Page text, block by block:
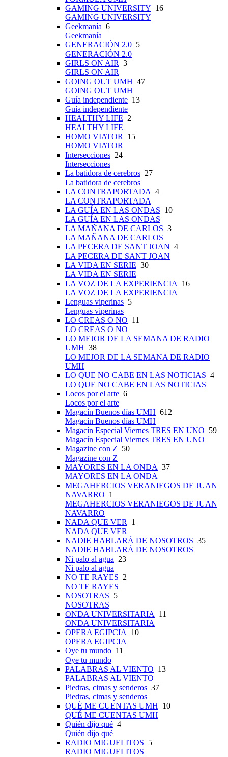
GAMING UNIVERSITY 16
GAMING UNIVERSITY
Geekmanía 6
Geekmanía
GENERACIÓN 2.0 5
GENERACIÓN 2.0
GIRLS ON AIR 3
GIRLS ON AIR
GOING OUT UMH 47
GOING OUT UMH
Guía independiente 13
Guía independiente
HEALTHY LIFE 2
HEALTHY LIFE
HOMO VIATOR 15
HOMO VIATOR
Intersecciones 24
Intersecciones
La batidora de cerebros 27
La batidora de cerebros
LA CONTRAPORTADA 4
LA CONTRAPORTADA
LA GUÍA EN LAS ONDAS 10
LA GUÍA EN LAS ONDAS
LA MAÑANA DE CARLOS 3
LA MAÑANA DE CARLOS
LA PECERA DE SANT JOAN 4
LA PECERA DE SANT JOAN
LA VIDA EN SERIE 30
LA VIDA EN SERIE
LA VOZ DE LA EXPERIENCIA 16
LA VOZ DE LA EXPERIENCIA
Lenguas viperinas 5
Lenguas viperinas
LO CREAS O NO 11
LO CREAS O NO
LO MEJOR DE LA SEMANA DE RADIO
UMH 38
LO MEJOR DE LA SEMANA DE RADIO
UMH
LO QUE NO CABE EN LAS NOTICIAS 4
LO QUE NO CABE EN LAS NOTICIAS
Locos por el arte 6
Locos por el arte
Magacín Buenos días UMH 612
Magacín Buenos días UMH
Magacín Especial Viernes TRES EN UNO 59
Magacín Especial Viernes TRES EN UNO
Magazine con Z 50
Magazine con Z
MAYORES EN LA ONDA 37
MAYORES EN LA ONDA
MEGAHERCIOS VERANIEGOS DE JUAN
NAVARRO 1
MEGAHERCIOS VERANIEGOS DE JUAN
NAVARRO
NADA QUE VER 1
NADA QUE VER
NADIE HABLARÁ DE NOSOTROS 35
NADIE HABLARÁ DE NOSOTROS
Ni palo al agua 23
Ni palo al agua
NO TE RAYES 2
NO TE RAYES
NOSOTRAS 5
NOSOTRAS
ONDA UNIVERSITARIA 11
ONDA UNIVERSITARIA
OPERA EGIPCIA 10
OPERA EGIPCIA
Oye tu mundo 11
Oye tu mundo
PALABRAS AL VIENTO 13
PALABRAS AL VIENTO
Piedras, cimas y senderos 37
Piedras, cimas y senderos
QUÉ ME CUENTAS UMH 10
QUÉ ME CUENTAS UMH
Quién dijo qué 4
Quién dijo qué
RADIO MIGUELITOS 5
RADIO MIGUELITOS